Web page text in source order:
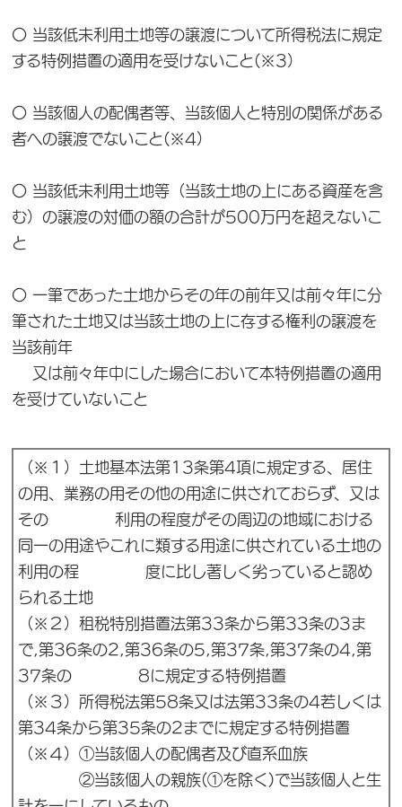
〇 当該低未利用土地等の譲渡について所得税法に規定
する特例措置の適用を受けないこと(※3）
〇 当該個人の配偶者等、当該個人と特別の関係がある
者への譲渡でないこと(※4）
〇 当該低未利用土地等（当該土地の上にある資産を含
む）の譲渡の対価の額の合計が500万円を超えないこ
と
〇 一筆であった土地からその年の前年又は前々年に分
筆された土地又は当該土地の上に存する権利の譲渡を
当該前年
又は前々年中にした場合において本特例措置の適用
を受けていないこと
（※１）土地基本法第13条第4項に規定する、居住
の用、業務の用その他の用途に供されておらず、又は
その 利用の程度がその周辺の地域における
同一の用途やこれに類する用途に供されている土地の
利用の程 度に比し著しく劣っていると認め
られる土地
（※２）租税特別措置法第33条から第33条の3ま
で,第36条の2,第36条の5,第37条,第37条の4,第
37条の 8に規定する特例措置
（※３）所得税法第58条又は法第33条の4若しくは
第34条から第35条の2までに規定する特例措置
（※４）①当該個人の配偶者及び直系血族
②当該個人の親族(①を除く)で当該個人と生